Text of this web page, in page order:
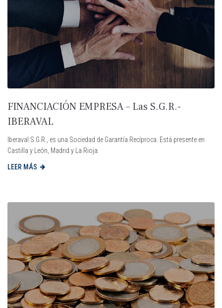
FINANCIACIÓN EMPRESA – Las S.G.R.-
IBERAVAL
Iberaval S.G.R., es una Sociedad de Garantía Recíproca. Está presente en
Castilla y León, Madrid y La Rioja.
LEER MÁS